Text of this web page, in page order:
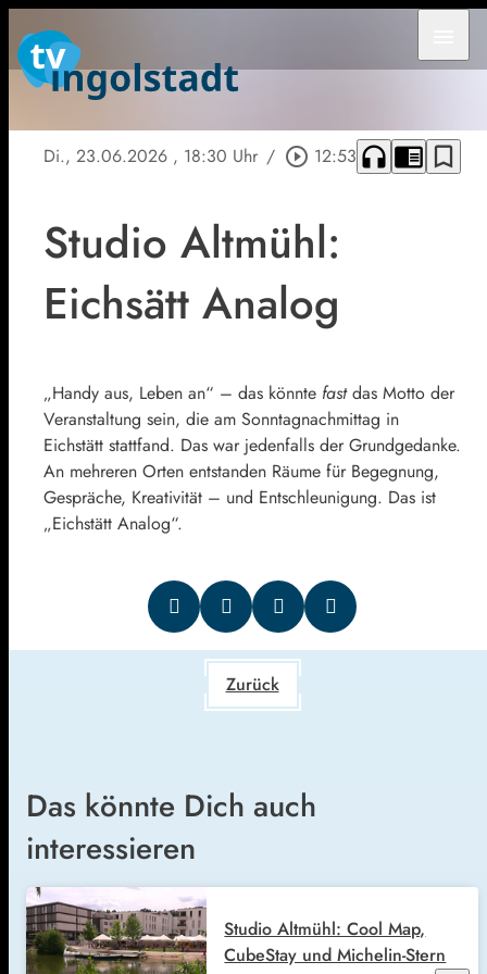
Di., 23.06.2026 , 18:30 Uhr / play_circle_outline 12:53 headphones chrome_reader_mode bookmark_border
Studio Altmühl:
Eichsätt Analog
„Handy aus, Leben an“ – das könnte fastdas Motto der
Veranstaltung sein, die am Sonntagnachmittag in
Eichstätt stattfand. Das war jedenfalls der Grundgedanke.
An mehreren Orten entstanden Räume für Begegnung,
Gespräche, Kreativität – und Entschleunigung. Das ist
„Eichstätt Analog“.
Zurück
Das könnte Dich auch
interessieren
Studio Altmühl: Cool Map,
CubeStay und Michelin-Stern